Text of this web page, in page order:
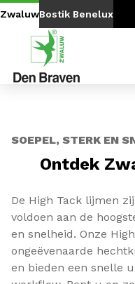
Go to content Go to
ZwaluwBostik Benelux
SOEPEL, STERK EN
Ontdek
De High Tack lijmen
voldoen aan de
en snelheid. Onze
ongeëvenaarde
en bieden een snelle